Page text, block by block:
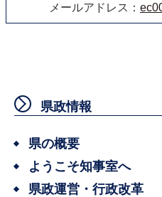
メールアドレス：
県政情報
県の概要
ようこそ知事室へ
県政運営・行政改革